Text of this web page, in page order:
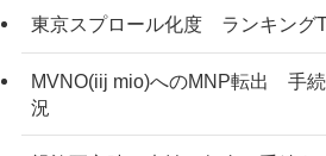
東京スプロール化度 ランキング
MVNO(iij mio)へのMNP転出 手
況